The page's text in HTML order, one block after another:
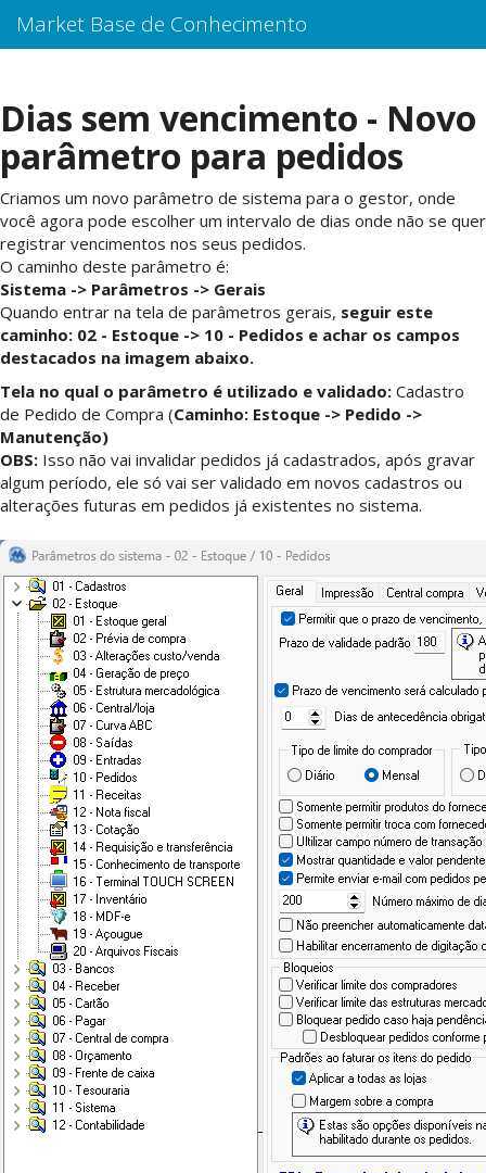
Market Base de Conhecimento
Dias sem vencimento - Novo
parâmetro para pedidos
Criamos um novo parâmetro de sistema para o gestor, onde
você agora pode escolher um intervalo de dias onde não se quer
registrar vencimentos nos seus pedidos.
O caminho deste parâmetro é:
Sistema -> Parâmetros -> Gerais
Quando entrar na tela de parâmetros gerais, seguir este
caminho: 02 - Estoque -> 10 - Pedidos e achar os campos
destacados na imagem abaixo.
Tela no qual o parâmetro é utilizado e validado: Cadastro
de Pedido de Compra (Caminho: Estoque -> Pedido ->
Manutenção)
OBS: Isso não vai invalidar pedidos já cadastrados, após gravar
algum período, ele só vai ser validado em novos cadastros ou
alterações futuras em pedidos já existentes no sistema.